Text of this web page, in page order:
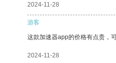
2024-11-28
游客
这款加速器app的价格有点贵，
2024-11-28